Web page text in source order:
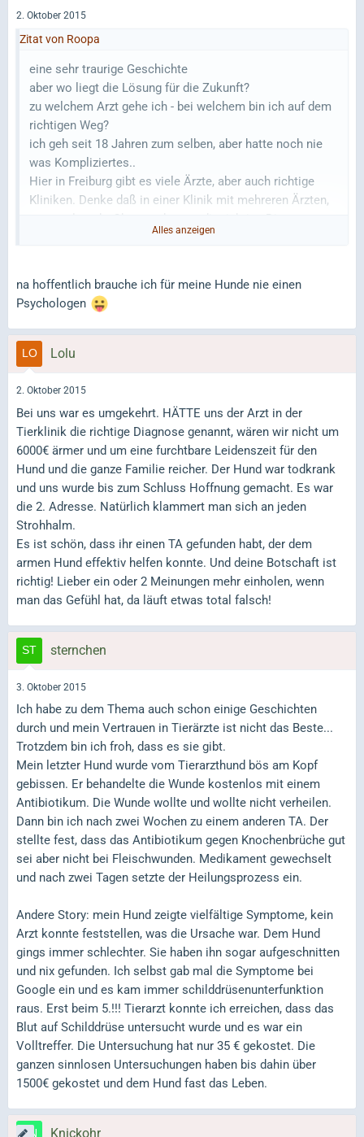
2. Oktober 2015
Zitat von Roopa
eine sehr traurige Geschichte
aber wo liegt die Lösung für die Zukunft?
zu welchem Arzt gehe ich - bei welchem bin ich auf dem
richtigen Weg?
ich geh seit 18 Jahren zum selben, aber hatte noch nie
was Kompliziertes..
Hier in Freiburg gibt es viele Ärzte, aber auch richtige
Kliniken. Denke daß in einer Klinik mit mehreren Ärzten,
kommen. Evtl. hat der "alround TA" ganz einfach seine
Homöopathen noch schwieriger ist da den richtigen zu
finden, der sich wirklich in das Tier reindenken kann
Bei mir als Mensch geht es ähnlich: wg.
Rückenschmerzen zum Orthopäden mit 1 Monat
Wartezeit und dann zum nächsten, zum Alternativ-
Mediziner usw. - viele Meinungen, viel ,viel Zeit vergeht -
aber wo wird mir wirklich richtig geholfen - wo ist mein
Therapie-Weg ....
oft erstickt man in diesem Dschungel .....
Alles anzeigen
na hoffentlich brauche ich für meine Hunde nie einen
Psychologen
Lolu
2. Oktober 2015
Bei uns war es umgekehrt. HÄTTE uns der Arzt in der
Tierklinik die richtige Diagnose genannt, wären wir nicht um
6000€ ärmer und um eine furchtbare Leidenszeit für den
Hund und die ganze Familie reicher. Der Hund war todkrank
und uns wurde bis zum Schluss Hoffnung gemacht. Es war
die 2. Adresse. Natürlich klammert man sich an jeden
Strohhalm.
Es ist schön, dass ihr einen TA gefunden habt, der dem
armen Hund effektiv helfen konnte. Und deine Botschaft ist
richtig! Lieber ein oder 2 Meinungen mehr einholen, wenn
man das Gefühl hat, da läuft etwas total falsch!
sternchen
3. Oktober 2015
Ich habe zu dem Thema auch schon einige Geschichten
durch und mein Vertrauen in Tierärzte ist nicht das Beste...
Trotzdem bin ich froh, dass es sie gibt.
Mein letzter Hund wurde vom Tierarzthund bös am Kopf
gebissen. Er behandelte die Wunde kostenlos mit einem
Antibiotikum. Die Wunde wollte und wollte nicht verheilen.
Dann bin ich nach zwei Wochen zu einem anderen TA. Der
stellte fest, dass das Antibiotikum gegen Knochenbrüche gut
sei aber nicht bei Fleischwunden. Medikament gewechselt
und nach zwei Tagen setzte der Heilungsprozess ein.
Andere Story: mein Hund zeigte vielfältige Symptome, kein
Arzt konnte feststellen, was die Ursache war. Dem Hund
gings immer schlechter. Sie haben ihn sogar aufgeschnitten
und nix gefunden. Ich selbst gab mal die Symptome bei
Google ein und es kam immer schilddrüsenunterfunktion
raus. Erst beim 5.!!! Tierarzt konnte ich erreichen, dass das
Blut auf Schilddrüse untersucht wurde und es war ein
Volltreffer. Die Untersuchung hat nur 35 € gekostet. Die
ganzen sinnlosen Untersuchungen haben bis dahin über
1500€ gekostet und dem Hund fast das Leben.
Knickohr